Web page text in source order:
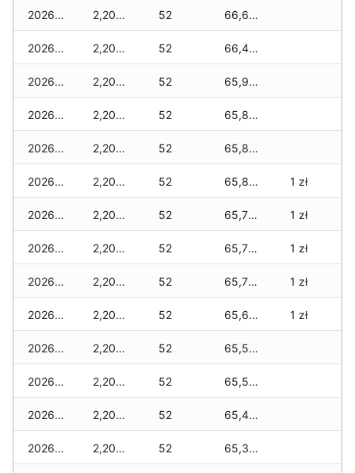
2026-06-14 2,200 zł 52 66,600 zł
2026-06-13 2,200 zł 52 66,400 zł
2026-06-12 2,200 zł 52 65,900 zł
2026-06-11 2,200 zł 52 65,880 zł
2026-06-10 2,200 zł 52 65,880 zł
2026-06-09 2,200 zł 52 65,860 zł 1 zł
2026-06-07 2,200 zł 52 65,790 zł 1 zł
2026-06-06 2,200 zł 52 65,710 zł 1 zł
2026-06-05 2,200 zł 52 65,710 zł 1 zł
2026-06-04 2,200 zł 52 65,680 zł 1 zł
2026-06-03 2,200 zł 52 65,560 zł
2026-06-02 2,200 zł 52 65,550 zł
2026-06-01 2,200 zł 52 65,490 zł
2026-05-31 2,200 zł 52 65,390 zł